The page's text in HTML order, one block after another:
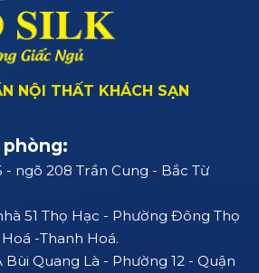
NỘI THẤT KHÁCH SẠN
phòng:
- ngõ 208 Trần Cung - Bắc Từ
51 Thọ Hạc - Phường Đông Thọ
-Thanh Hoá.
Bùi Quang Là - Phường 12 - Quận